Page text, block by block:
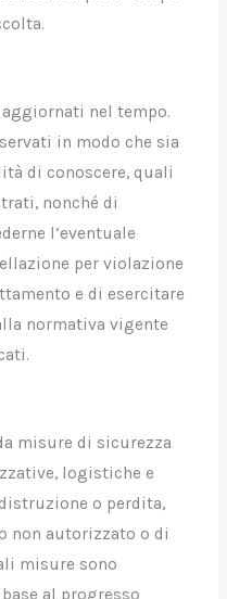
nel tempo.
in modo che sia
di conoscere, quali
nonché di
l’eventuale
per violazione
e di esercitare
normativa vigente
misure di sicurezza
logistiche e
o perdita,
non autorizzato o di
misure sono
al progresso